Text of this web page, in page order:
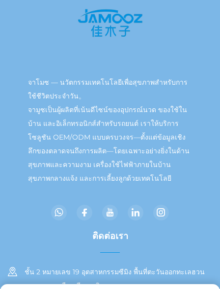
จาโมซ — นวัตกรรมเทคโนโลยีเพื่อสุขภาพสำหรับการ
ใช้ชีวิตประจำวัน。
จามูซเป็นผู้ผลิตที่เน้นดีไซน์ของอุปกรณ์นวด ของใช้ใน
บ้าน และอิเล็กทรอนิกส์สำหรับรถยนต์ เราให้บริการ
โซลูชัน OEM/ODM แบบครบวงจร—ตั้งแต่ข้อมูลเชิง
ลึกของตลาดจนถึงการผลิต—โดยเฉพาะอย่างยิ่งในด้าน
สุขภาพและความงาม เครื่องใช้ไฟฟ้าภายในบ้าน
สุขภาพกลางแจ้ง และการเลี้ยงลูกด้วยเทคโนโลยี
ติดต่อเรา
ชั้น 2 หมายเลข 19 อุตสาหกรรมซีมิง พื้นที่ตะวันออกทะเลฮวน
เขตตงอาน เมืองเซียะเหมิน